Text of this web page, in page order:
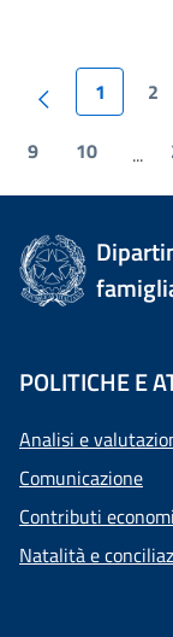
1 2
9 10 ...
POLITICHE E
Analisi e
Comunicazione
Contributi
Natalità e